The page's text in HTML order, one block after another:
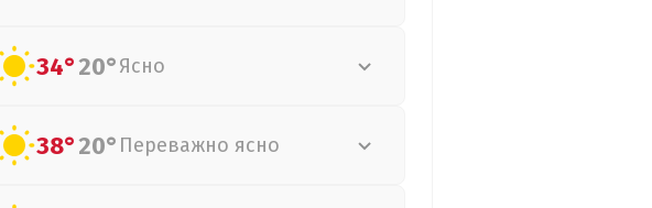
34°20°Ясно
38°20° Переважно ясно